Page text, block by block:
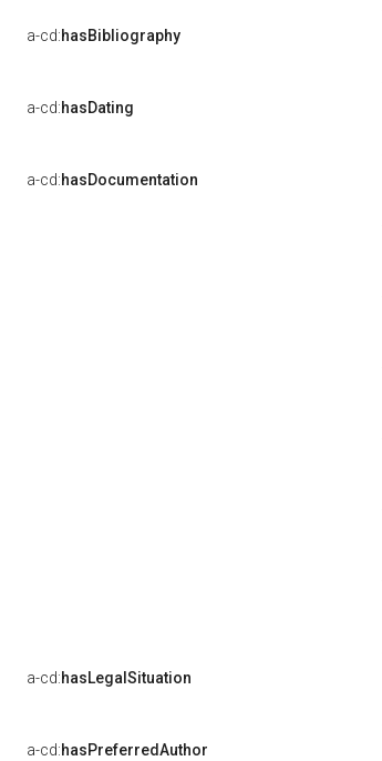
a-cd:hasBibliography
a-cd:hasDating
a-cd:hasDocumentation
a-cd:hasLegalSituation
a-cd:hasPreferredAuthor